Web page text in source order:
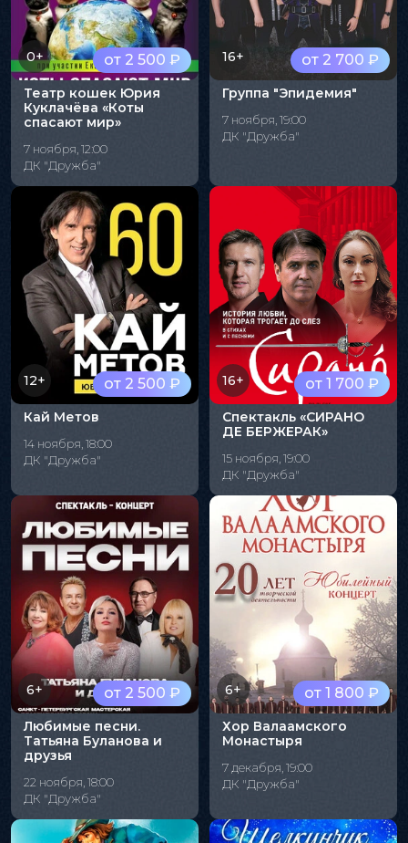
от 2 500 ₽
0+
Театр кошек Юрия
Куклачёва «Коты
спасают мир»
7 ноября, 12:00
ДК "Дружба"
от 2 700 ₽
16+
Группа "Эпидемия"
7 ноября, 19:00
ДК "Дружба"
от 2 500 ₽
12+
Кай Метов
14 ноября, 18:00
ДК "Дружба"
от 1 700 ₽
16+
Спектакль «СИРАНО
ДЕ БЕРЖЕРАК»
15 ноября, 19:00
ДК "Дружба"
от 2 500 ₽
6+
Любимые песни.
Татьяна Буланова и
друзья
22 ноября, 18:00
ДК "Дружба"
от 1 800 ₽
6+
Хор Валаамского
Монастыря
7 декабря, 19:00
ДК "Дружба"